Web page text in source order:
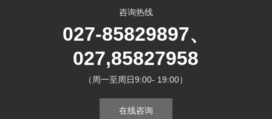
咨询热线
027-85829897、
027,85827958
（周一至周日9:00- 19:00）
在线咨询